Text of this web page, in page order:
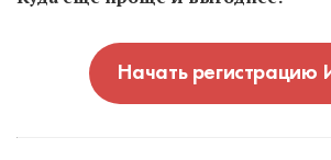
Начать регистрацию